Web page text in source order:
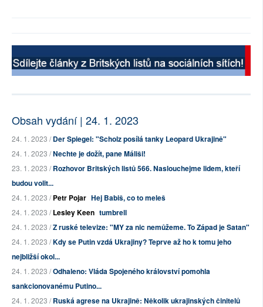
Obsah vydání | 24. 1. 2023
24. 1. 2023 /Der Spiegel: "Scholz posílá tanky Leopard Ukrajině"
24. 1. 2023 /Nechte je dožít, pane Máliši!
23. 1. 2023 /Rozhovor Britských listů 566. Naslouchejme lidem, kteří
budou volit...
24. 1. 2023 /Petr Pojar Hej Babiš, co to meleš
24. 1. 2023 /Lesley Keen tumbrell
24. 1. 2023 /Z ruské televize: "MY za nic nemůžeme. To Západ je Satan"
24. 1. 2023 /Kdy se Putin vzdá Ukrajiny? Teprve až ho k tomu jeho
nejbližší okol...
24. 1. 2023 /Odhaleno: Vláda Spojeného království pomohla
sankcionovanému Putino...
24. 1. 2023 /Ruská agrese na Ukrajině: Několik ukrajinských činitelů